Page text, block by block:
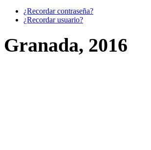
¿Recordar contraseña?
¿Recordar usuario?
Granada, 2016